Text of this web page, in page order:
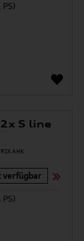
S line
verfügbar